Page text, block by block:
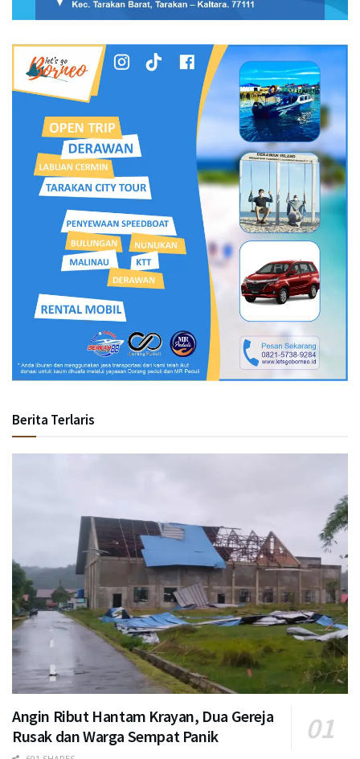
Berita Terlaris
Angin Ribut Hantam Krayan, Dua Gereja
Rusak dan Warga Sempat Panik